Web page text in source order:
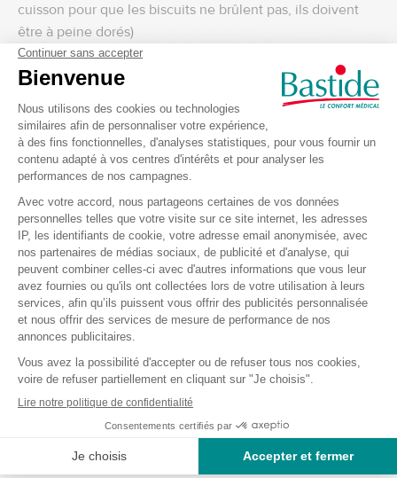
cuisson pour que les biscuits ne brûlent pas, ils doivent
être à peine dorés)
6: Laissez les refroidir puis
avec le feutre
alimentaire (il existe différents goûts et différentes
couleurs) en laissant libre cours à votre imagination.
Les roses des sables hivernales
Ingrédients pour 12 personnes
400g de chocolat noir
300g de céréales de préférence sans sucre
1 : Faitesfondre le chocolatsoit au bain-marie soit au
micro-onde en remuant
céréales
3 :Formez des bouleset déposez les sur du papier
4 : Laissez-lesrefroidir au réfrigérateurau moins 30